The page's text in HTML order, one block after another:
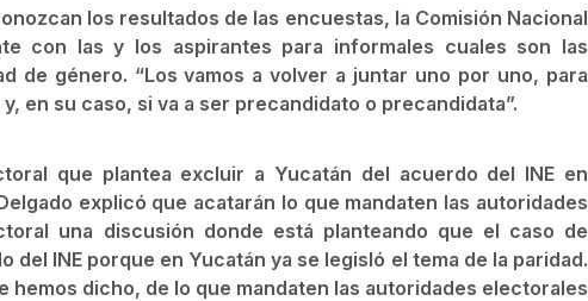
los resultados de las encuestas, la Comisión Nacional
con las y los aspirantes para informales cuales son las
de género. “Los vamos a volver a juntar uno por uno, para
en su caso, si va a ser precandidato o precandidata”.
que plantea excluir a Yucatán del acuerdo del INE en
explicó que acatarán lo que mandaten las autoridades
una discusión donde está planteando que el caso de
INE porque en Yucatán ya se legisló el tema de la paridad.
hemos dicho, de lo que mandaten las autoridades electorales